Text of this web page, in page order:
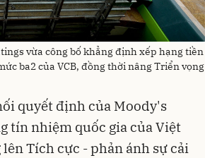
vừa công bố khẳng định xếp hạng tiền
ba2 của VCB, đồng thời nâng Triển vọng
quyết định của Moody's
tín nhiệm quốc gia của Việt
Tích cực - phản ánh sự cải